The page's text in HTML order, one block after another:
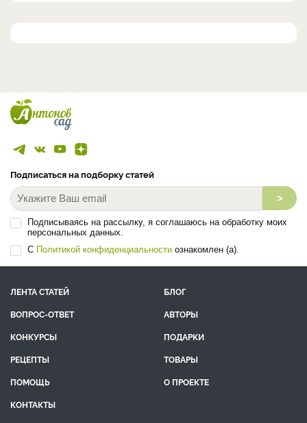
Подписаться на подборку статей
>
Подписываясь на рассылку, я соглашаюсь на обработку моих
персональных данных.
С Политикой конфиденциальности ознакомлен (а).
ЛЕНТА СТАТЕЙ
БЛОГ
ВОПРОС-ОТВЕТ
АВТОРЫ
КОНКУРСЫ
ПОДАРКИ
РЕЦЕПТЫ
ТОВАРЫ
ПОМОЩЬ
О ПРОЕКТЕ
КОНТАКТЫ